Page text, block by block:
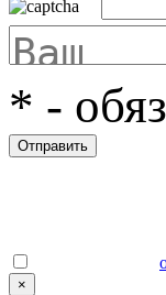
* -
Отправить
×